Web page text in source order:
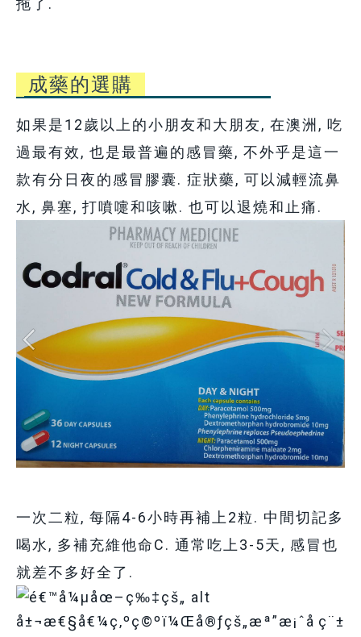
拖了.
成藥的選購
如果是12歲以上的小朋友和大朋友, 在澳洲, 吃
過最有效, 也是最普遍的感冒藥, 不外乎是這一
款有分日夜的感冒膠囊. 症狀藥, 可以減輕流鼻
水, 鼻塞, 打噴嚏和咳嗽. 也可以退燒和止痛.
一次二粒, 每隔4-6小時再補上2粒. 中間切記多
喝水, 多補充維他命C. 通常吃上3-5天, 感冒也
就差不多好全了.